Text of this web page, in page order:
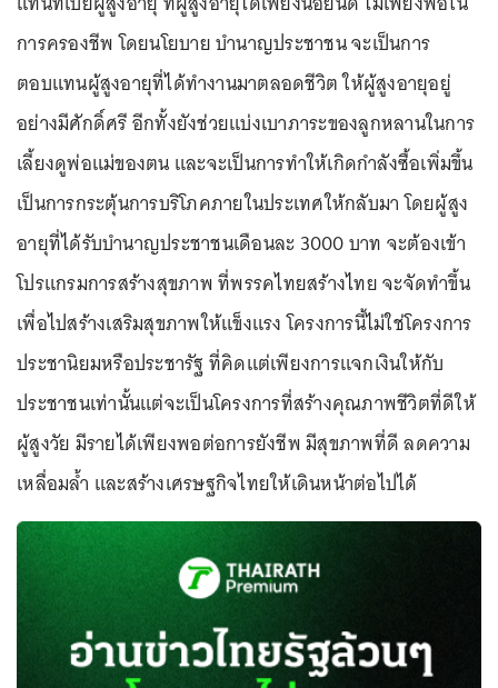
การครองชีพ โดยนโยบาย บำนาญประชาชน จะเป็นการ
ตอบแทนผู้สูงอายุที่ได้ทำงานมาตลอดชีวิต ให้ผู้สูงอายุอยู่
อย่างมีศักดิ์ศรี อีกทั้งยังช่วยแบ่งเบาภาระของลูกหลานในการ
เลี้ยงดูพ่อแม่ของตน และจะเป็นการทำให้เกิดกำลังซื้อเพิ่มขึ้น
เป็นการกระตุ้นการบริโภคภายในประเทศให้กลับมา โดยผู้สูง
อายุที่ได้รับบำนาญประชาชนเดือนละ 3000 บาท จะต้องเข้า
โปรแกรมการสร้างสุขภาพ ที่พรรคไทยสร้างไทย จะจัดทำขึ้น
เพื่อไปสร้างเสริมสุขภาพให้แข็งแรง โครงการนี้ไม่ใช่โครงการ
ประชานิยมหรือประชารัฐ ที่คิดแต่เพียงการแจกเงินให้กับ
ประชาชนเท่านั้นแต่จะเป็นโครงการที่สร้างคุณภาพชีวิตที่ดีให้
ผู้สูงวัย มีรายได้เพียงพอต่อการยังชีพ มีสุขภาพที่ดี ลดความ
เหลื่อมล้ำ และสร้างเศรษฐกิจไทยให้เดินหน้าต่อไปได้